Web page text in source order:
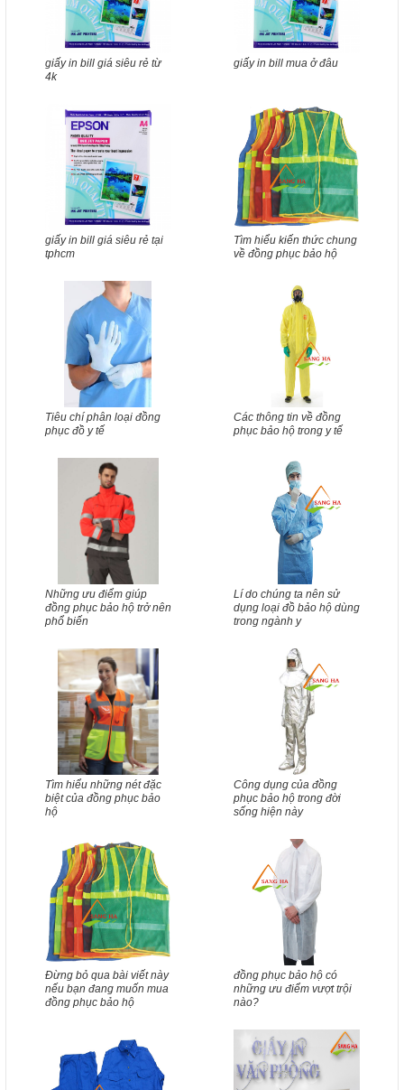
giấy in bill giá siêu rẻ từ
4k
giấy in bill mua ở đâu
giấy in bill giá siêu rẻ tại
tphcm
Tìm hiểu kiến thức chung
về đồng phục bảo hộ
Tiêu chí phân loại đồng
phục đồ y tế
Các thông tin về đồng
phục bảo hộ trong y tế
Những ưu điểm giúp
đồng phục bảo hộ trở nên
phổ biến
Lí do chúng ta nên sử
dụng loại đồ bảo hộ dùng
trong ngành y
Tìm hiểu những nét đặc
biệt của đồng phục bảo
hộ
Công dụng của đồng
phục bảo hộ trong đời
sống hiện này
Đừng bỏ qua bài viết này
nếu bạn đang muốn mua
đồng phục bảo hộ
đồng phục bảo hộ có
những ưu điểm vượt trội
nào?